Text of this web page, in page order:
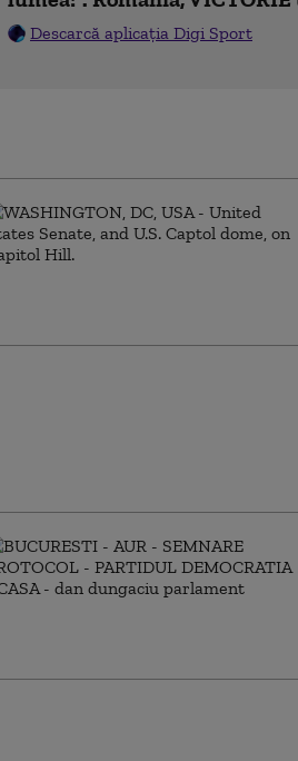
Descarcă aplicația Digi Sport